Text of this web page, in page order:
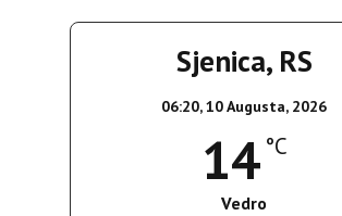
Sjenica, RS
06:20,10 Augusta, 2026
14 °C
Vedro